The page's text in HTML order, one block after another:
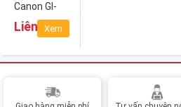
Canon GI-
790 C
(Cyan)
Liên hệ
Xem